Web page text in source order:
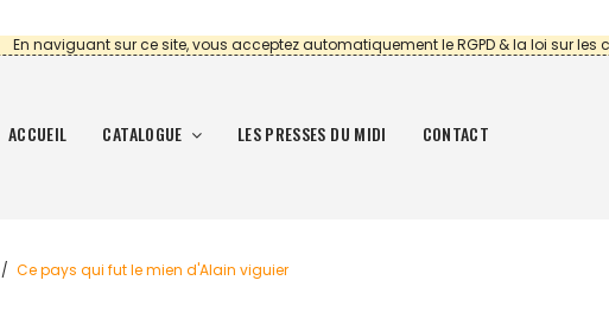
En naviguant sur ce site, vous acceptez automatiquement le RGPD & la loi sur les
ACCUEIL CATALOGUE LES PRESSES DU MIDI CONTACT
Ce pays qui fut le mien d' Alain viguier